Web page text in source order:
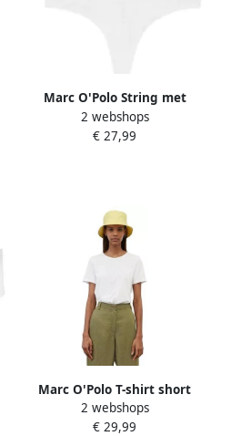
Marc O'Polo String met
elastische band met logo in
een set van 3 stuks
2 webshops
€ 27,99
Marc O'Polo T-shirt short
sleeve round neck
2 webshops
€ 29,99